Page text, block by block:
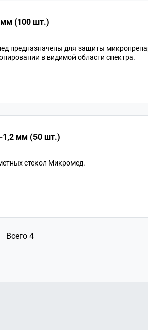
мм (100 шт.)
предназначены для защиты
в видимой области спектра.
1,2 мм (50 шт.)
стекол Микромед.
Всего 4